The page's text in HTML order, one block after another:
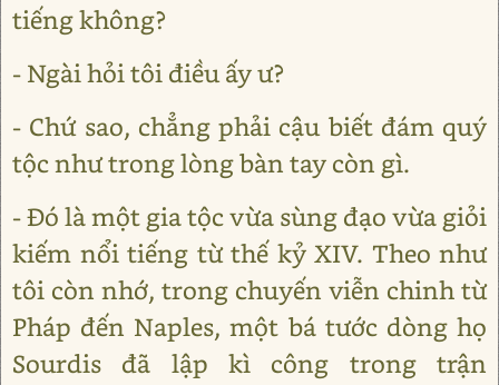
tiếng không?
- Ngài hỏi tôi điều ấy ư?
- Chứ sao, chẳng phải cậu biết đám quý
tộc như trong lòng bàn tay còn gì.
- Đó là một gia tộc vừa sùng đạo vừa giỏi
kiếm nổi tiếng từ thế kỷ XIV. Theo như
tôi còn nhớ, trong chuyến viễn chinh từ
Pháp đến Naples, một bá tước dòng họ
Sourdis đã lập kì công trong trận